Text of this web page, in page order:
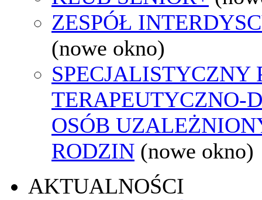
ZESPÓŁ
(nowe okno)
SPECJALISTYCZNY
TERAPEUTYCZNO-
OSÓB
RODZIN (nowe okno)
AKTUALNOŚCI